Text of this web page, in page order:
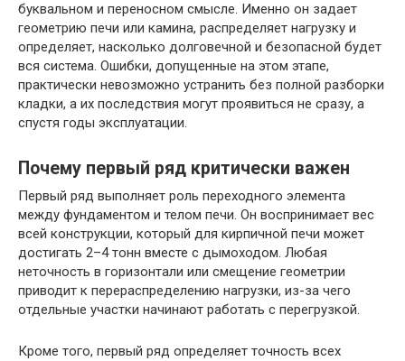
буквальном и переносном смысле. Именно он задает
геометрию печи или камина, распределяет нагрузку и
определяет, насколько долговечной и безопасной будет
вся система. Ошибки, допущенные на этом этапе,
практически невозможно устранить без полной разборки
кладки, а их последствия могут проявиться не сразу, а
спустя годы эксплуатации.
Почему первый ряд критически важен
Первый ряд выполняет роль переходного элемента
между фундаментом и телом печи. Он воспринимает вес
всей конструкции, который для кирпичной печи может
достигать 2–4 тонн вместе с дымоходом. Любая
неточность в горизонтали или смещение геометрии
приводит к перераспределению нагрузки, из-за чего
отдельные участки начинают работать с перегрузкой.
Кроме того, первый ряд определяет точность всех